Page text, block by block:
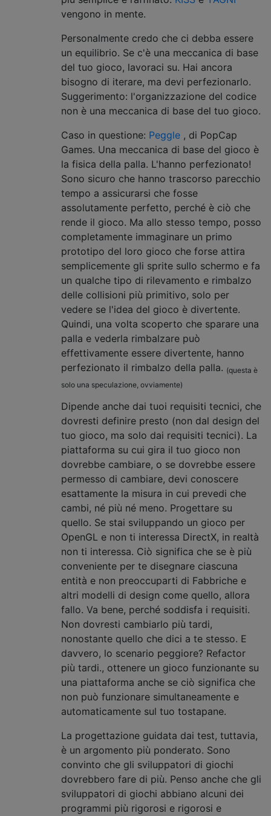
vengono in mente.
Personalmente credo che ci debba essere
un equilibrio. Se c'è una meccanica di base
del tuo gioco, lavoraci su. Hai ancora
bisogno di iterare, ma devi perfezionarlo.
Suggerimento: l'organizzazione del codice
non è una meccanica di base del tuo gioco.
Caso in questione: Peggle , di PopCap
Games. Una meccanica di base del gioco è
la fisica della palla. L'hanno perfezionato!
Sono sicuro che hanno trascorso parecchio
tempo a assicurarsi che fosse
assolutamente perfetto, perché è ciò che
rende il gioco. Ma allo stesso tempo, posso
completamente immaginare un primo
prototipo del loro gioco che forse attira
semplicemente gli sprite sullo schermo e fa
un qualche tipo di rilevamento e rimbalzo
delle collisioni più primitivo, solo per
vedere se l'idea del gioco è divertente.
Quindi, una volta scoperto che sparare una
palla e vederla rimbalzare può
effettivamente essere divertente, hanno
perfezionato il rimbalzo della palla. (questa è
solo una speculazione, ovviamente)
Dipende anche dai tuoi requisiti tecnici, che
dovresti definire presto (non dal design del
tuo gioco, ma solo dai requisiti tecnici). La
piattaforma su cui gira il tuo gioco non
dovrebbe cambiare, o se dovrebbe essere
permesso di cambiare, devi conoscere
esattamente la misura in cui prevedi che
cambi, né più né meno. Progettare su
quello. Se stai sviluppando un gioco per
OpenGL e non ti interessa DirectX, in realtà
non ti interessa. Ciò significa che se è più
conveniente per te disegnare ciascuna
entità e non preoccuparti di Fabbriche e
altri modelli di design come quello, allora
fallo. Va bene, perché soddisfa i requisiti.
Non dovresti cambiarlo più tardi,
nonostante quello che dici a te stesso. E
davvero, lo scenario peggiore? Refactor
più tardi., ottenere un gioco funzionante su
una piattaforma anche se ciò significa che
non può funzionare simultaneamente e
automaticamente sul tuo tostapane.
La progettazione guidata dai test, tuttavia,
è un argomento più ponderato. Sono
convinto che gli sviluppatori di giochi
dovrebbero fare di più. Penso anche che gli
sviluppatori di giochi abbiano alcuni dei
programmi più rigorosi e rigorosi e